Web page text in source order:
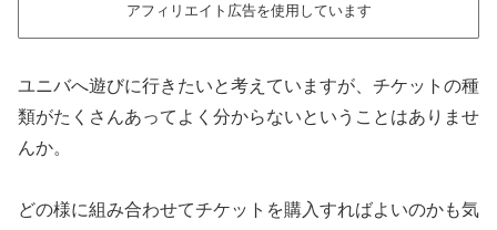
アフィリエイト広告を使用しています
ユニバへ遊びに行きたいと考えていますが、チケットの種
類がたくさんあってよく分からないということはありませ
んか。
どの様に組み合わせてチケットを購入すればよいのかも気